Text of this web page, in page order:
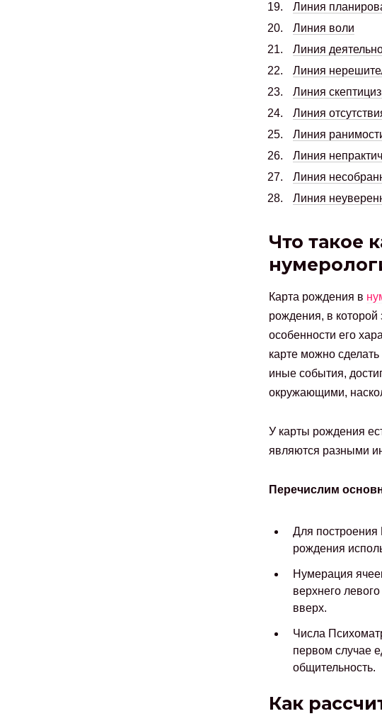
Линия
Линия воли
Линия
Линия
Линия
Линия
Линия
Линия
Линия
Линия
Что такое
Карта рождения в
рождения, в
особенности его
карте можно
иные события,
окружающими,
У карты рождения
являются разными
Перечислим
Для
рождения
Нумерация
верхнего
вверх.
Числа
первом случае
общительность.
Как